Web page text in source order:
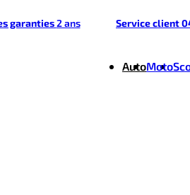
garanties2 ans Service client
AutoMoto